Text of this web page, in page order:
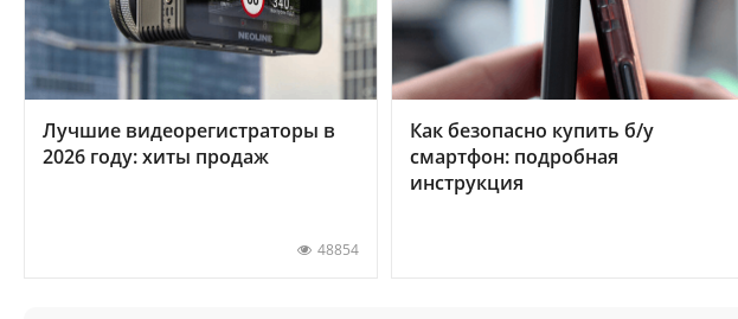
Лучшие видеорегистраторы в
2026 году: хиты продаж
48854
Как безопасно купить б/у
смартфон: подробная
инструкция